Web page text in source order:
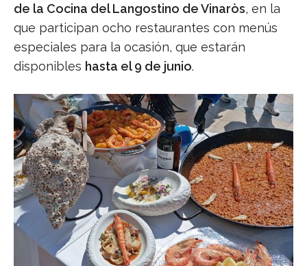
de la Cocina del Langostino de Vinaròs, en la
que participan ocho restaurantes con menús
especiales para la ocasión, que estarán
disponibles hasta el 9 de junio.